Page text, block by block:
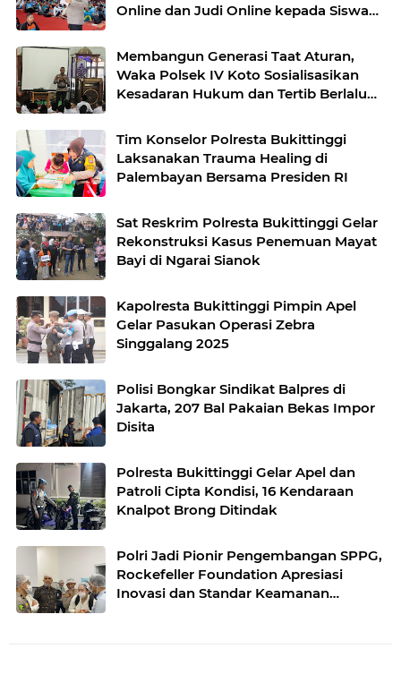
Online dan Judi Online kepada Siswa
Membangun Generasi Taat Aturan,
Waka Polsek IV Koto Sosialisasikan
Kesadaran Hukum dan Tertib Berlalu
Tim Konselor Polresta Bukittinggi
Laksanakan Trauma Healing di
Palembayan Bersama Presiden RI
Sat Reskrim Polresta Bukittinggi Gelar
Rekonstruksi Kasus Penemuan Mayat
Bayi di Ngarai Sianok
Kapolresta Bukittinggi Pimpin Apel
Gelar Pasukan Operasi Zebra
Singgalang 2025
Polisi Bongkar Sindikat Balpres di
Jakarta, 207 Bal Pakaian Bekas Impor
Disita
Polresta Bukittinggi Gelar Apel dan
Patroli Cipta Kondisi, 16 Kendaraan
Knalpot Brong Ditindak
Polri Jadi Pionir Pengembangan SPPG,
Rockefeller Foundation Apresiasi
Inovasi dan Standar Keamanan